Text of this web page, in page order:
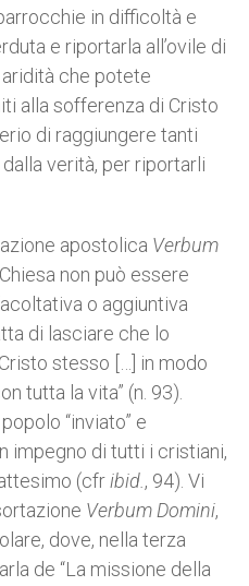
in difficoltà e
e riportarla all’ovile di
che potete
alla sofferenza di Cristo
di raggiungere tanti
verità, per riportarli
apostolica Verbum
non può essere
o aggiuntiva
di lasciare che lo
stesso […] in modo
tutta la vita” (n. 93).
“inviato” e
impegno di tutti i cristiani,
(cfribid. , 94). Vi
Verbum Domini,
dove, nella terza
de “La missione della